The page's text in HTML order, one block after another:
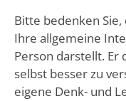
Bitte bedenken
Ihre allgemeine
Person darstellt. Er
selbst besser zu
eigene Denk- und